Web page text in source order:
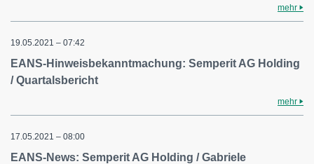
mehr
19.05.2021 – 07:42
EANS-Hinweisbekanntmachung: Semperit AG Holding
/ Quartalsbericht
mehr
17.05.2021 – 08:00
EANS-News: Semperit AG Holding / Gabriele